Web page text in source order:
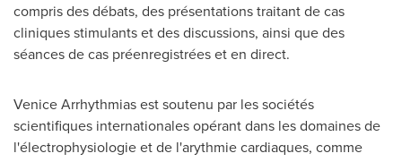
compris des débats, des présentations traitant de cas
cliniques stimulants et des discussions, ainsi que des
séances de cas préenregistrées et en direct.
Venice Arrhythmias est soutenu par les sociétés
scientifiques internationales opérant dans les domaines de
l'électrophysiologie et de l'arythmie cardiaques, comme